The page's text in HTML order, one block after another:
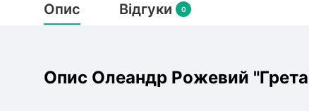
Опис Відгуки 0
Опис Олеандр Рожевий